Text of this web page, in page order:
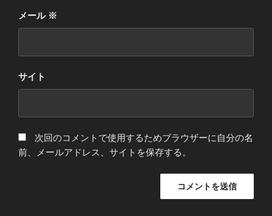
メール ※
サイト
次回のコメントで使用するためブラウザーに自分の名
前、メールアドレス、サイトを保存する。